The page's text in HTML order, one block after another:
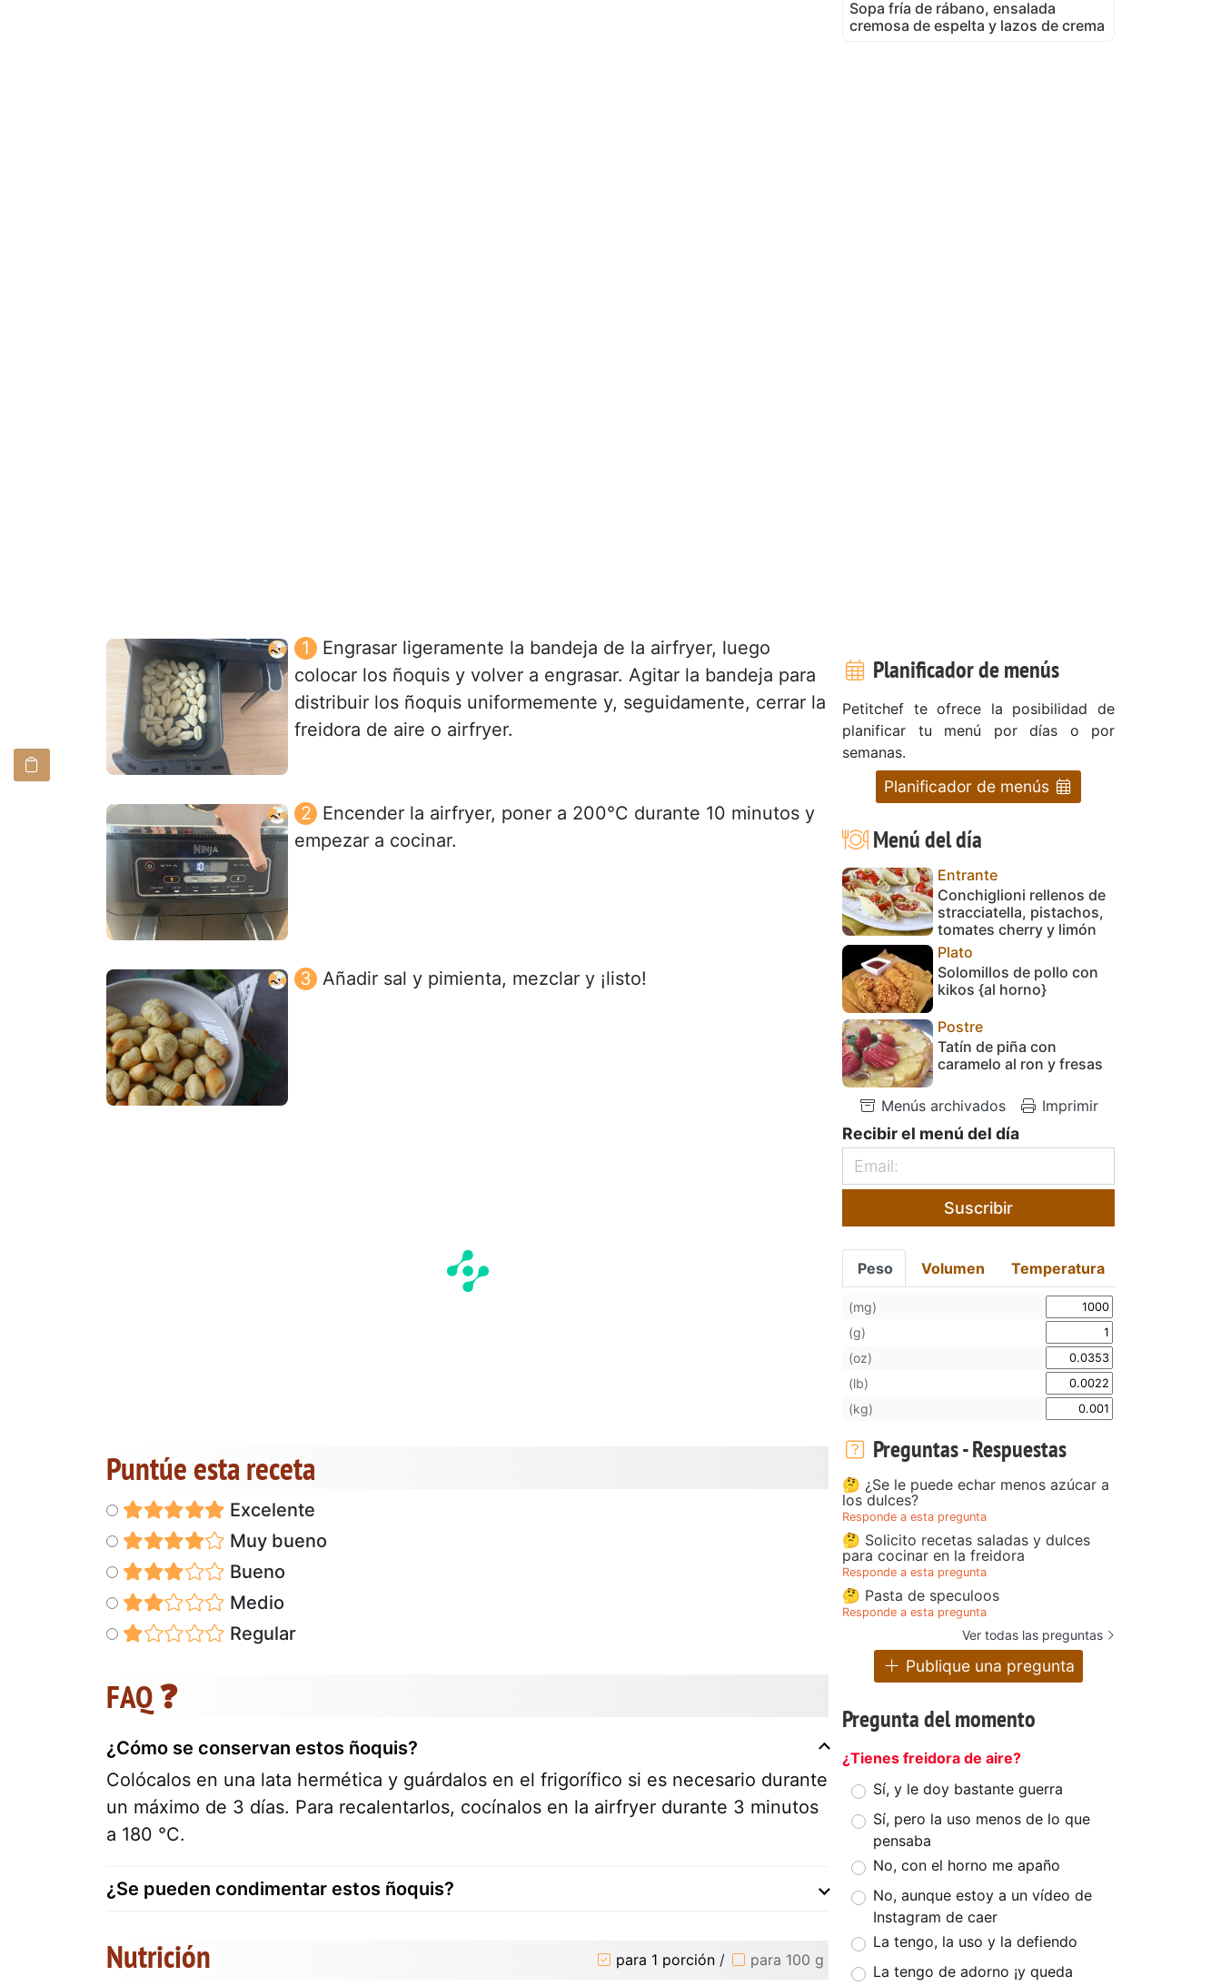
Engrasar ligeramente la bandeja de la airfryer, luego
colocar los ñoquis y volver a engrasar. Agitar la bandeja para
distribuir los ñoquis uniformemente y, seguidamente, cerrar la
freidora de aire o airfryer.
Encender la airfryer, poner a 200°C durante 10 minutos y
empezar a cocinar.
Añadir sal y pimienta, mezclar y ¡listo!
Puntúe esta receta
Excelente
Muy bueno
Bueno
Medio
Regular
FAQ ❓
¿Cómo se conservan estos ñoquis?
Colócalos en una lata hermética y guárdalos en el frigorífico si es necesario durante
un máximo de 3 días. Para recalentarlos, cocínalos en la airfryer durante 3 minutos
a 180 °C.
¿Se pueden condimentar estos ñoquis?
Nutrición para 1 porción / para 100 g
Sopa fría de rábano, ensalada
cremosa de espelta y lazos de crema
Planificador de menús
Petitchef te ofrece la posibilidad de
planificar tu menú por días o por
semanas.
Planificador de menús
Menú del día
Entrante
Conchiglioni rellenos de
stracciatella, pistachos,
tomates cherry y limón
Plato
Solomillos de pollo con
kikos {al horno}
Postre
Tatín de piña con
caramelo al ron y fresas
Menús archivados Imprimir
Recibir el menú del día
Suscribir
Peso Volumen Temperatura
(mg)
(g)
(oz)
(lb)
(kg)
Preguntas - Respuestas
🤔 ¿Se le puede echar menos azúcar a
los dulces?
Responde a esta pregunta
🤔 Solicito recetas saladas y dulces
para cocinar en la freidora
Responde a esta pregunta
🤔 Pasta de speculoos
Responde a esta pregunta
Ver todas las preguntas
Publique una pregunta
Pregunta del momento
¿Tienes freidora de aire?
Sí, y le doy bastante guerra
Sí, pero la uso menos de lo que
pensaba
No, con el horno me apaño
No, aunque estoy a un vídeo de
Instagram de caer
La tengo, la uso y la defiendo
La tengo de adorno ¡y queda